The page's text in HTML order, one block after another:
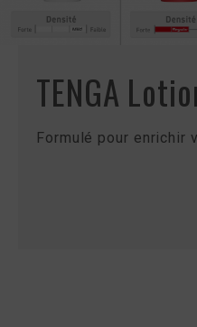
TENGA
Formulé pour enrichir